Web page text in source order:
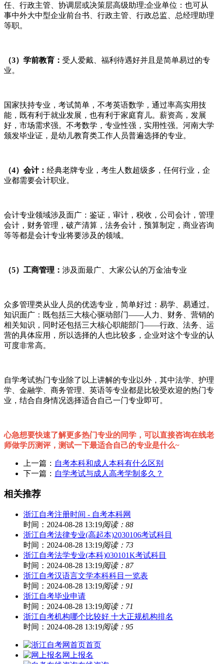
任、行政主管、协调层或决策层高级助理;企业单位：也可从
事中外大中型企业前台书、行政主管、行政总监、总经理助理
等职。
（3）学前教育： 受人爱戴、福利待遇好并且是简单易过的专
业。
国家扶持专业，考试简单，不考英语数学，通过率高实用技
能，既有利于就业发展，也有利于家庭育儿。薪资高，发展
好，市场需求强。不考数学，专业性强，实用性强。河南大学
颁发毕业证，是幼儿教育类工作人员普遍选择的专业。
（4）会计： 经典老牌专业，考生人数超级多，任何行业，企
业都需要会计职业。
会计专业领域涉及面广：鉴证，审计，税收，公司会计，管理
会计，财务管理，破产清算，法务会计，预算制定，商业咨询
等等都是会计专业将要涉及的领域。
（5）工商管理： 涉及面最广、大家公认的万金油专业
众多管理类从业人员的优选专业，简单好过：易学、易通过。
知识面广：既包括三大核心驱动部门——人力、财务、营销的
相关知识，同时还包括三大核心职能部门——行政、法务、运
营的具体应用，所以选择的人也比较多，企业对这个专业的认
可度非常高。
自学考试热门专业除了以上讲解的专业以外，其中法学、护理
学、金融学、商务管理、英语等专业都是比较受欢迎的热门专
业，结合自身情况选择适合自己一门专业即可。
心急想要快速了解更多热门专业的同学，可以直接咨询在线老
师做学历测评，测试一下最适合自己的专业是什么~
上一篇： 自考本科和成人本科有什么区别
下一篇： 自学考试与成人高考学制多久？
相关推荐
浙江自考注册时间 - 自考本科网
时间：2024-08-28 13:19阅读：88
浙江自考法律专业(高起本)2030106考试科目
时间：2024-08-28 13:19阅读：73
浙江自考法学专业(本科)030101K考试科目
时间：2024-08-28 13:19阅读：87
浙江自考汉语言文学本科科目一览表
时间：2024-08-28 13:19阅读：91
浙江自考毕业申请
时间：2024-08-28 13:19阅读：71
浙江自考机构哪个比较好 十大正规机构排名
时间：2024-08-28 13:19阅读：95
首页
网上报名